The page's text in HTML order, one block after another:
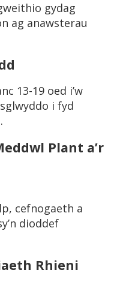
gydag
ag anawsterau
13-19 oed i’w
i fyd
Plant a’r
cefnogaeth a
dioddef
Rhieni